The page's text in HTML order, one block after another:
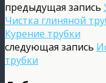
предыдущая запись
Чистка глиняной
Курение трубки
следующая запись
трубки